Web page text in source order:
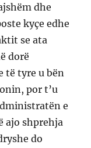
dhe
kyçe edhe
se ata
dorë
të tyre u bën
por t’u
e
ajo shprehja
do